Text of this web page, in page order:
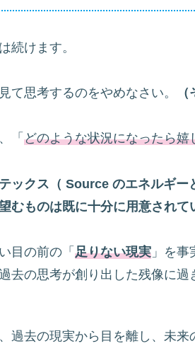
続けます。
て思考するのをやめなさい。
「 どのような状況になったら嬉
ックス（ Source のエネルギー
むものは既に十分に用意されて
目の前の「 足りない現実 」を
去の思考が創り出した残像に過
過去の現実から目を離し、未来